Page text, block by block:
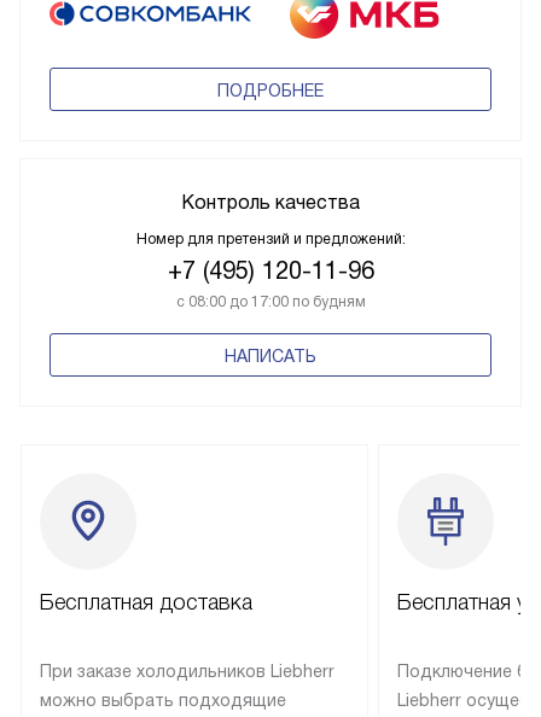
ПОДРОБНЕЕ
Контроль качества
Номер для претензий и предложений:
+7 (495) 120-11-96
с 08:00 до 17:00 по будням
НАПИСАТЬ
Бесплатная доставка
При заказе холодильников Liebherr
можно выбрать подходящие
Бесплатная
Подключение
Liebherr